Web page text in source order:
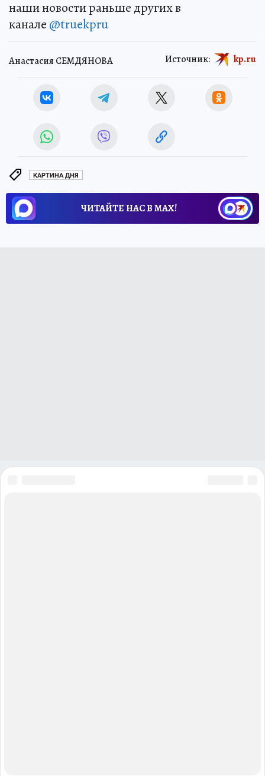
наши новости раньше других в
канале @truekpru
Анастасия СЕМДЯНОВА Источник: kp.ru
КАРТИНА ДНЯ
ЧИТАЙТЕ НАС В МАХ!